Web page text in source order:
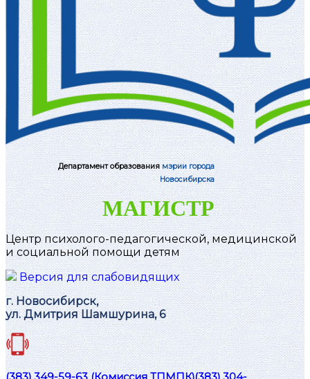
Департамент образованиямэрии города
Новосибирска
МАГИСТР
Центр психолого-педагогической, медицинской
и социальной помощи детям
Версия для слабовидящих
г. Новосибирск,
ул. Дмитрия Шамшурина, 6